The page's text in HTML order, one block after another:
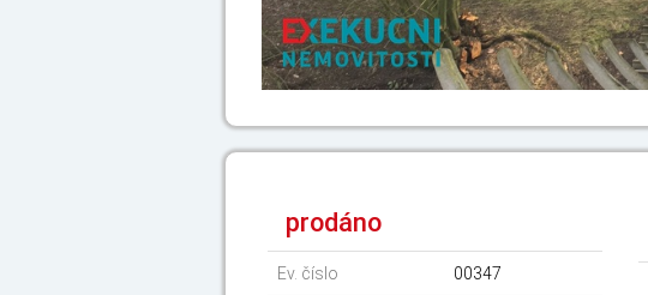
prodáno
Ev. číslo 00347